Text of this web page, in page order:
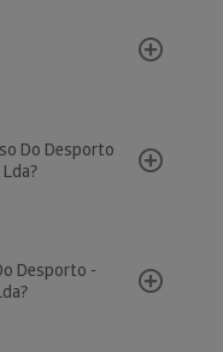
Do Desporto
Desporto -